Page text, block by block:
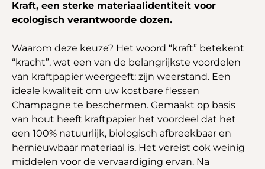
Kraft, een sterke materiaalidentiteit voor
ecologisch verantwoorde dozen.
Waarom deze keuze? Het woord “kraft” betekent
“kracht”, wat een van de belangrijkste voordelen
van kraftpapier weergeeft: zijn weerstand. Een
ideale kwaliteit om uw kostbare flessen
Champagne te beschermen. Gemaakt op basis
van hout heeft kraftpapier het voordeel dat het
een 100% natuurlijk, biologisch afbreekbaar en
hernieuwbaar materiaal is. Het vereist ook weinig
middelen voor de vervaardiging ervan. Na